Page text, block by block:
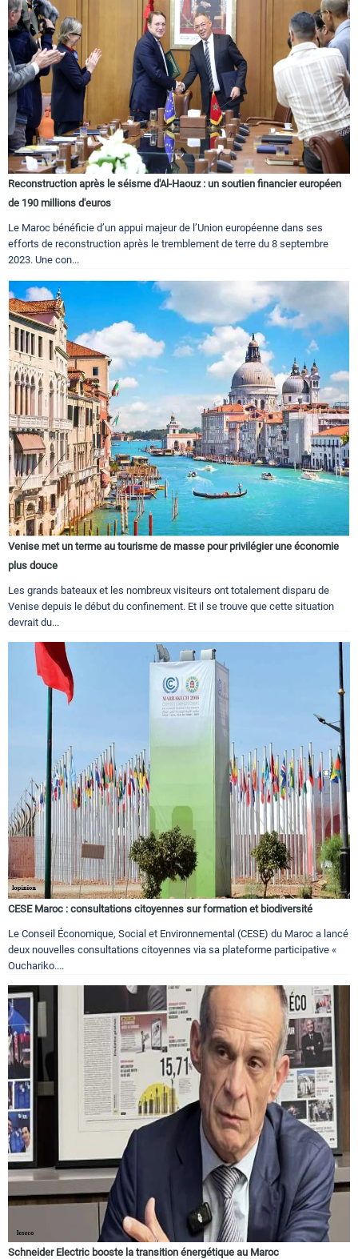
Reconstruction après le séisme d'Al-Haouz : un soutien financier européen
de 190 millions d'euros
Le Maroc bénéficie d’un appui majeur de l’Union européenne dans ses
efforts de reconstruction après le tremblement de terre du 8 septembre
2023. Une con...
Venise met un terme au tourisme de masse pour privilégier une économie
plus douce
Les grands bateaux et les nombreux visiteurs ont totalement disparu de
Venise depuis le début du confinement. Et il se trouve que cette situation
devrait du...
CESE Maroc : consultations citoyennes sur formation et biodiversité
Le Conseil Économique, Social et Environnemental (CESE) du Maroc a lancé
deux nouvelles consultations citoyennes via sa plateforme participative «
Ouchariko....
Schneider Electric booste la transition énergétique au Maroc